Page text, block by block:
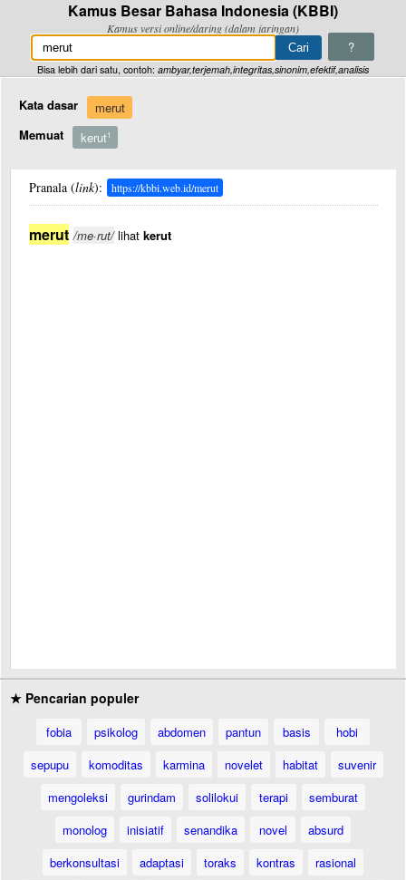
Kamus Besar Bahasa Indonesia (KBBI)
Kamus versi online/daring (dalam jaringan)
?
Bisa lebih dari satu, contoh: ambyar,terjemah,integritas,sinonim,efektif,analisis
Kata dasar
merut
Memuat
kerut1
Pranala (link): https://kbbi.web.id/merut
merut /me·rut/lihat kerut
★ Pencarian populer
fobia psikolog abdomen pantun basis
hobi
sepupu
komoditas karmina novelet habitat
suvenir
mengoleksi
gurindam solilokui terapi
semburat
monolog
inisiatif senandika novel
absurd
berkonsultasi
adaptasi toraks kontras
rasional